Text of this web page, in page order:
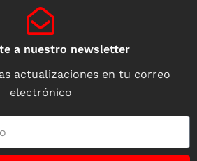
a nuestro newsletter
actualizaciones en tu correo
electrónico